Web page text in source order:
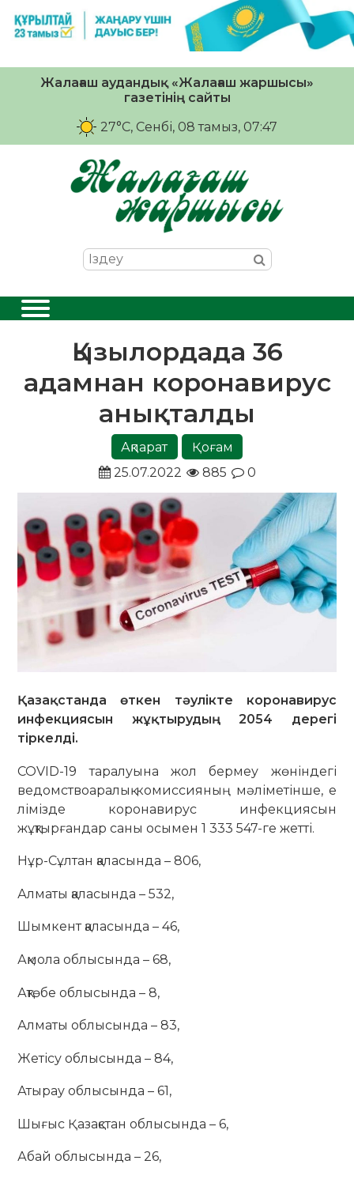
Жалағаш аудандық «Жалағаш жаршысы»
газетінің сайты
27°C, Сенбі, 08 тамыз, 07:47
Қызылордада 36
адамнан коронавирус
анықталды
Ақпарат
Қоғам
25.07.2022
885 0
Қазақстанда өткен тәулікте коронавирус
инфекциясын жұқтырудың 2054 дерегі
тіркелді.
COVID-19 таралуына жол бермеу жөніндегі
ведомствоаралық комиссияның мәліметінше, е
лімізде коронавирус инфекциясын
жұқтырғандар саны осымен 1 333 547-ге жетті.
Нұр-Сұлтан қаласында – 806,
Алматы қаласында – 532,
Шымкент қаласында – 46,
Ақмола облысында – 68,
Ақтөбе облысында – 8,
Алматы облысында – 83,
Жетісу облысында – 84,
Атырау облысында – 61,
Шығыс Қазақстан облысында – 6,
Абай облысында – 26,